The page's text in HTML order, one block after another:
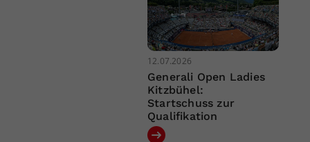
12.07.2026
Generali Open Ladies
Kitzbühel:
Startschuss zur
Qualifikation